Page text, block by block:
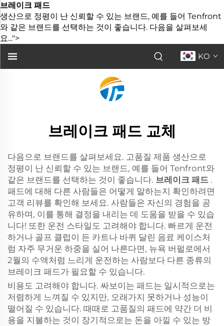
브레이크 패드
생산으로 정평이 난 신뢰할 수 있는 브랜드, 예를 들어 Tenfront
와 같은 브랜드를 선택하는 것이 좋습니다. 다음을 살펴보세
요...">
KO
브레이크 패드 교체
다음으로 브랜드를 살펴보세요. 고품질 제품 생산으로
정평이 난 신뢰할 수 있는 브랜드, 예를 들어 Tenfront와
같은 브랜드를 선택하는 것이 좋습니다. 브레이크 패드 .
패드에 대해 다른 사람들은 어떻게 말하는지 확인하려면
고객 리뷰를 확인해 보세요. 사람들은 자신의 경험을 공
유하며, 이를 통해 결정을 내리는 데 도움을 받을 수 있습
니다! 또한 운전 스타일도 고려해야 합니다. 빠르게 운전
하거나 골프 클럽이 든 카트나 바퀴 달린 음료 케이스처
럼 자주 무거운 하중을 실어 나른다면, 뉴욕 버펄로에서
2월의 수액처럼 느리게 운전하는 사람보다 다른 종류의
브레이크 패드가 필요할 수 있습니다.
비용도 고려해야 합니다. 싸보이는 패드는 일시적으로는
저렴하게 느껴질 수 있지만, 오래가지 못하거나 성능이
떨어질 수 있습니다. 때때로 고품질의 패드에 약간 더 비
용을 지불하는 것이 장기적으로는 돈을 아낄 수 있는 방